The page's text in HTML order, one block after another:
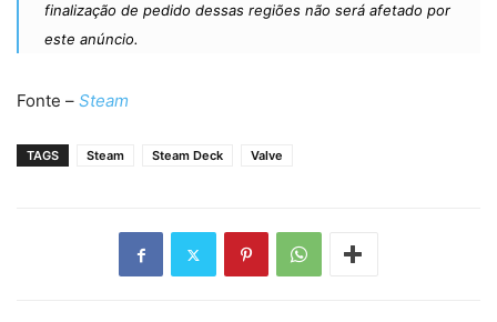
finalização de pedido dessas regiões não será afetado por
este anúncio.
Fonte – Steam
TAGS Steam Steam Deck Valve